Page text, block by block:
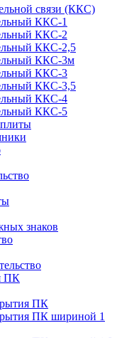
связи (ККС)
ККС-1
ККС-2
ККС-2,5
ККС-3м
ККС-3
ККС-3,5
ККС-4
ККС-5
знаков
ПК
ПК
ПК шириной 1